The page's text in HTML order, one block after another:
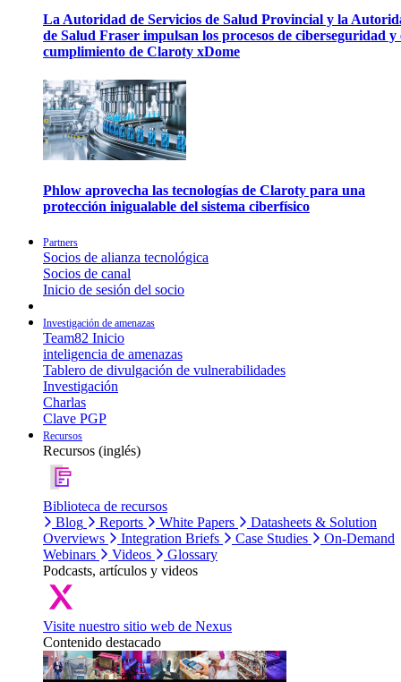
La Autoridad de Servicios de Salud Provincial y la
de Salud Fraser impulsan los procesos de ciberseguridad y
cumplimiento de Claroty xDome
Phlow aprovecha las tecnologías de Claroty para una
protección inigualable del sistema ciberfísico
Partners
Socios de alianza tecnológica
Socios de canal
Inicio de sesión del socio
Investigación de amenazas
Team82 Inicio
inteligencia de amenazas
Tablero de divulgación de vulnerabilidades
Investigación
Charlas
Clave PGP
Recursos
Recursos (inglés)
Biblioteca de recursos
Blog
Reports White Papers
Datasheets & Solution
Overviews
Integration Briefs Case Studies
On-Demand
Webinars
Videos
Glossary
Podcasts, artículos y videos
Visite nuestro sitio web de Nexus
Contenido destacado